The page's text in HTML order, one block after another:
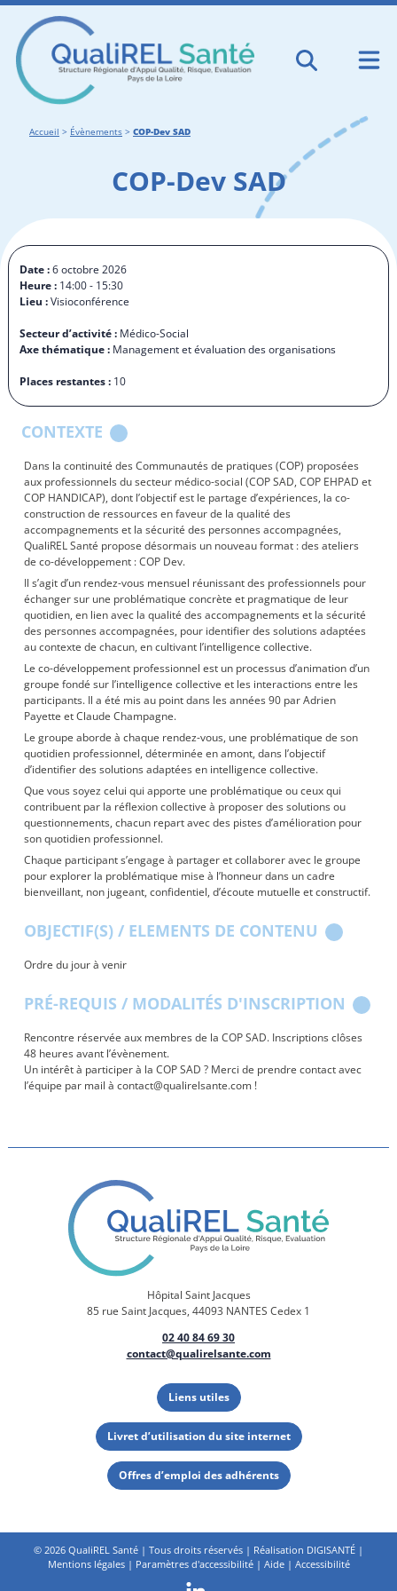
Accueil > Évènements > COP-Dev SAD
COP-Dev SAD
Date :6 octobre 2026
Heure : 14:00 - 15:30
Lieu :Visioconférence
Secteur d’activité : Médico-Social
Axe thématique : Management et évaluation des organisations
Places restantes : 10
CONTEXTE
Dans la continuité des Communautés de pratiques (COP) proposées
aux professionnels du secteur médico-social (COP SAD, COP EHPAD et
COP HANDICAP), dont l’objectif est le partage d’expériences, la co-
construction de ressources en faveur de la qualité des
accompagnements et la sécurité des personnes accompagnées,
QualiREL Santé propose désormais un nouveau format : des ateliers
de co-développement : COP Dev.
Il s’agit d’un rendez-vous mensuel réunissant des professionnels pour
échanger sur une problématique concrète et pragmatique de leur
quotidien, en lien avec la qualité des accompagnements et la sécurité
des personnes accompagnées, pour identifier des solutions adaptées
au contexte de chacun, en cultivant l’intelligence collective.
Le co-développement professionnel est un processus d’animation d’un
groupe fondé sur l’intelligence collective et les interactions entre les
participants. Il a été mis au point dans les années 90 par Adrien
Payette et Claude Champagne.
Le groupe aborde à chaque rendez-vous, une problématique de son
quotidien professionnel, déterminée en amont, dans l’objectif
d’identifier des solutions adaptées en intelligence collective.
Que vous soyez celui qui apporte une problématique ou ceux qui
contribuent par la réflexion collective à proposer des solutions ou
questionnements, chacun repart avec des pistes d’amélioration pour
son quotidien professionnel.
Chaque participant s’engage à partager et collaborer avec le groupe
pour explorer la problématique mise à l’honneur dans un cadre
bienveillant, non jugeant, confidentiel, d’écoute mutuelle et constructif.
OBJECTIF(S) / ELEMENTS DE CONTENU
Ordre du jour à venir
PRÉ-REQUIS / MODALITÉS D'INSCRIPTION
Rencontre réservée aux membres de la COP SAD. Inscriptions clôses
48 heures avant l’évènement.
Un intérêt à participer à la COP SAD ? Merci de prendre contact avec
l’équipe par mail à contact@qualirelsante.com !
Hôpital Saint Jacques
85 rue Saint Jacques, 44093 NANTES Cedex 1
02 40 84 69 30
contact@qualirelsante.com
Liens utiles
Livret d’utilisation du site internet
Offres d’emploi des adhérents
© 2026 QualiREL Santé | Tous droits réservés | Réalisation DIGISANTÉ |
Mentions légales| Paramètres d'accessibilité| Aide| Accessibilité